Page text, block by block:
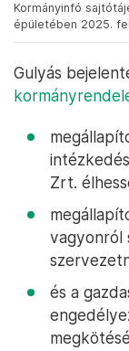
Kormányinfó
épületében 2025.
Gulyás
Zrt.
vagyonról
és a